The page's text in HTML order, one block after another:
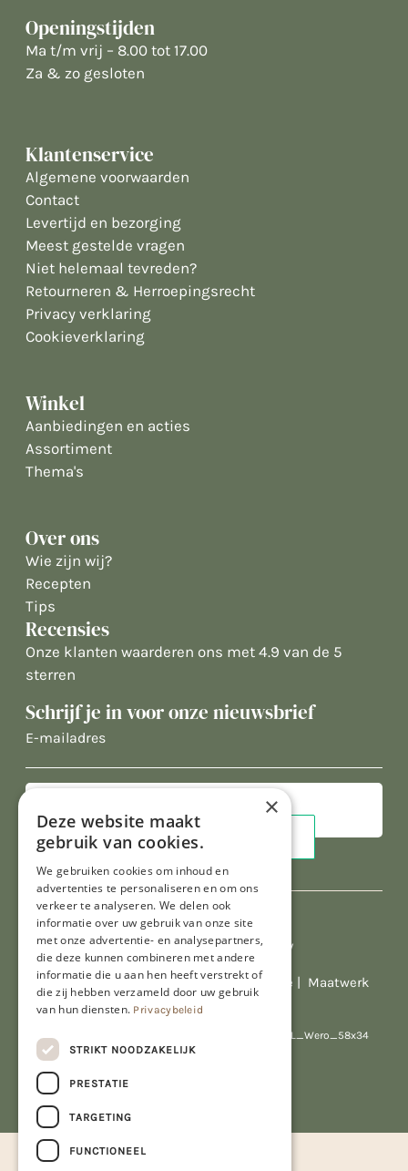
Openingstijden
Ma t/m vrij – 8.00 tot 17.00
Za & zo gesloten
Klantenservice
Algemene voorwaarden
Contact
Levertijd en bezorging
Meest gestelde vragen
Niet helemaal tevreden?
Retourneren & Herroepingsrecht
Privacy verklaring
Cookieverklaring
Winkel
Aanbiedingen en acties
Assortiment
Thema's
Over ons
Wie zijn wij?
Recepten
Tips
Recensies
Onze klanten waarderen ons met 4.9 van de 5
sterren
Schrijf je in voor onze nieuwsbrief
E-
Al onze prijzen zijn incl. BTW
© Copyright 2026 Limburgs Bakwinkeltje | Maatwerk
website webmix
×
Deze website maakt
gebruik van cookies.
We gebruiken cookies om inhoud en
advertenties te personaliseren en om ons
verkeer te analyseren. We delen ook
informatie over uw gebruik van onze site
met onze advertentie- en analysepartners,
die deze kunnen combineren met andere
informatie die u aan hen heeft verstrekt of
die zij hebben verzameld door uw gebruik
van hun diensten. Privacybeleid
STRIKT NOODZAKELIJK
PRESTATIE
TARGETING
FUNCTIONEEL